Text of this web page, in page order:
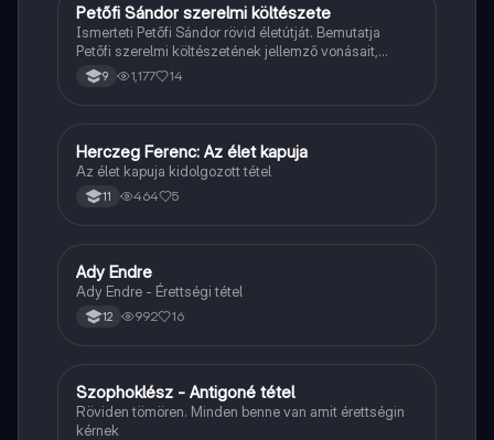
Magyar
Petőfi Sándor szerelmi költészete
Ismerteti Petőfi Sándor rövid életútját. Bemutatja
Petőfi szerelmi költészetének jellemző vonásait,
vereseinek ihletőit és külön kitér a hitvesi
költészetére.
9 1,177 14
Magyar
Herczeg Ferenc: Az élet kapuja
Az élet kapuja kidolgozott tétel
11 464 5
Magyar
Ady Endre
Ady Endre - Érettségi tétel
12 992 16
Magyar
Szophoklész - Antigoné tétel
Röviden tömören. Minden benne van amit érettségin
kérnek